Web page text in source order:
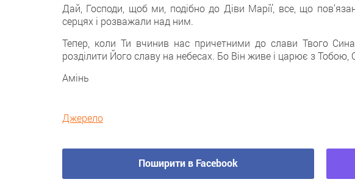
Дай, Господи, щоб ми, подібно до Діви Марії, все, що
серцях і розважали над ним.
Тепер, коли Ти вчинив нас причетними до слави Твого
розділити Його славу на небесах. Бо Він живе і царює з Тобою,
Амінь
Джерело
Поширити в Facebook